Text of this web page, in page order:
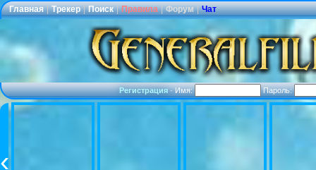
Главная | Трекер | Поиск | Правила | Форум | Чат
Регистрация·Имя: Пароль: